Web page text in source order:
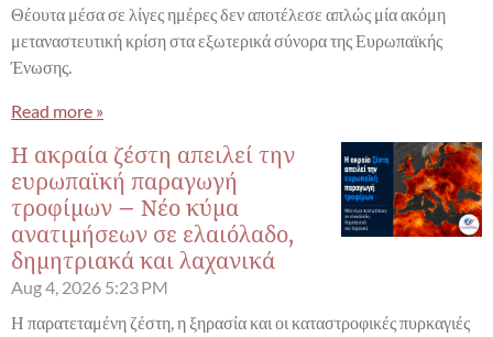
Θέουτα μέσα σε λίγες ημέρες δεν αποτέλεσε απλώς μία ακόμη
μεταναστευτική κρίση στα εξωτερικά σύνορα της Ευρωπαϊκής
Ένωσης.
Read more »
Η ακραία ζέστη απειλεί την
ευρωπαϊκή παραγωγή
τροφίμων – Νέο κύμα
ανατιμήσεων σε ελαιόλαδο,
δημητριακά και λαχανικά
Aug 4, 2026 5:23 PM
Η παρατεταμένη ζέστη, η ξηρασία και οι καταστροφικές πυρκαγιές